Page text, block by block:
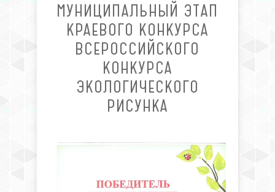
МУНИЦИПАЛЬНЫЙ ЭТАП
КРАЕВОГО КОНКУРСА
ВСЕРОССИЙСКОГО
КОНКУРСА
ЭКОЛОГИЧЕСКОГО
РИСУНКА